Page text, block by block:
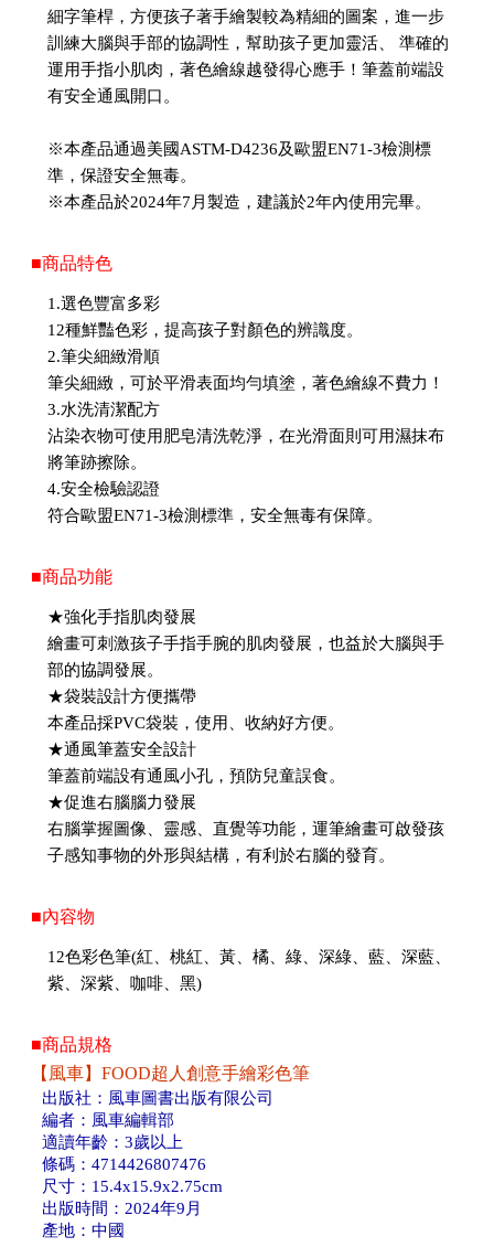
細字筆桿，方便孩子著手繪製較為精細的圖案，進一步
訓練大腦與手部的協調性，幫助孩子更加靈活、 準確的
運用手指小肌肉，著色繪線越發得心應手！筆蓋前端設
有安全通風開口。
※本產品通過美國ASTM-D4236及歐盟EN71-3檢測標
準，保證安全無毒。
※本產品於2024年7月製造，建議於2年內使用完畢。
■商品特色
1.選色豐富多彩
12種鮮豔色彩，提高孩子對顏色的辨識度。
2.筆尖細緻滑順
筆尖細緻，可於平滑表面均勻填塗，著色繪線不費力！
3.水洗清潔配方
沾染衣物可使用肥皂清洗乾淨，在光滑面則可用濕抹布
將筆跡擦除。
4.安全檢驗認證
符合歐盟EN71-3檢測標準，安全無毒有保障。
■商品功能
★強化手指肌肉發展
繪畫可刺激孩子手指手腕的肌肉發展，也益於大腦與手
部的協調發展。
★袋裝設計方便攜帶
本產品採PVC袋裝，使用、收納好方便。
★通風筆蓋安全設計
筆蓋前端設有通風小孔，預防兒童誤食。
★促進右腦腦力發展
右腦掌握圖像、靈感、直覺等功能，運筆繪畫可啟發孩
子感知事物的外形與結構，有利於右腦的發育。
■內容物
12色彩色筆(紅、桃紅、黃、橘、綠、深綠、藍、深藍、
紫、深紫、咖啡、黑)
■商品規格
【風車】FOOD超人創意手繪彩色筆
出版社：風車圖書出版有限公司
編者：風車編輯部
適讀年齡：3歲以上
條碼：4714426807476
尺寸：15.4x15.9x2.75cm
出版時間：2024年9月
產地：中國